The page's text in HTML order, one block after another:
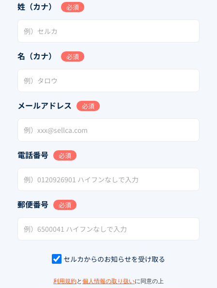
姓（カナ） 必須
名（カナ） 必須
メールアドレス 必須
電話番号 必須
郵便番号 必須
セルカからのお知らせを受け取る
利用規約と 個人情報の取り扱いに同意の上